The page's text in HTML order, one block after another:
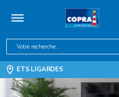
ETS LIGARDES